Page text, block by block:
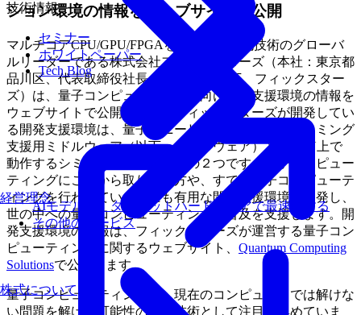
技術情報
セミナー
ホワイトペーパー
Tech Blog
経営理念
AIモデルを、ターゲットハードウェアで最速にする
その他のサービス
株式について
ション環境の情報をウェブサイトで公開
マルチコアCPU/GPU/FPGAを用いた高速化技術のグローバ
ルリーダーである株式会社フィックスターズ（本社：東京都
品川区、代表取締役社長：三木 聡、以下、フィックスター
ズ）は、量子コンピューティング向け開発支援環境の情報を
ウェブサイトで公開します。フィックスターズが開発してい
る開発支援環境は、量子アニーリング方式のプログラミング
支援用ミドルウェア（以下、ミドルウェア）と、GPU上で
動作するシミュレーション環境の２つです。量子コンピュー
ティングにこれから取り組む方や、すでに量子コンピューテ
ィングを行われている方にも有用な開発支援環境を開発し、
世の中への量子コンピューティングの普及を支援します。開
発支援環境の情報は、フィックスターズが運営する量子コン
ピューティングに関するウェブサイト、 Quantum Computing
Solutionsで公開します。
量子コンピューティングは、現在のコンピュータでは解けな
い問題を解ける可能性のある技術として注目を集めていま